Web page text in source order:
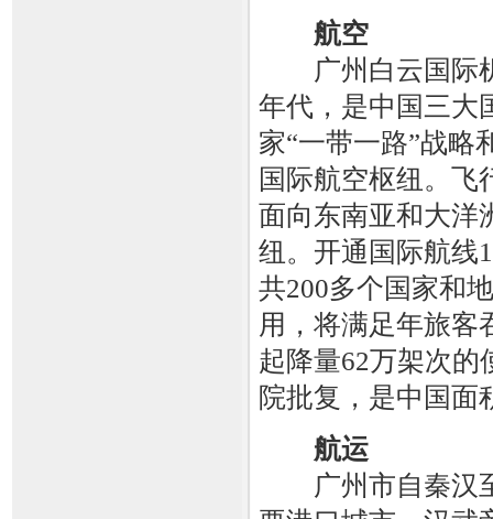
航空
广州白云国际
年代，是中国三大
家“一带一路”战略
国际航空枢纽。飞
面向东南亚和大洋
纽。开通国际航线
共200多个国家和
用，将满足年旅客
起降量62万架次的
院批复，是中国面
航运
广州市自秦汉至